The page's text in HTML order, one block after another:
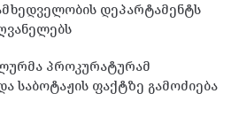
დეპარტამენტს
პროკურატურამ
საბოტაჟის ფაქტზე გამოძიება